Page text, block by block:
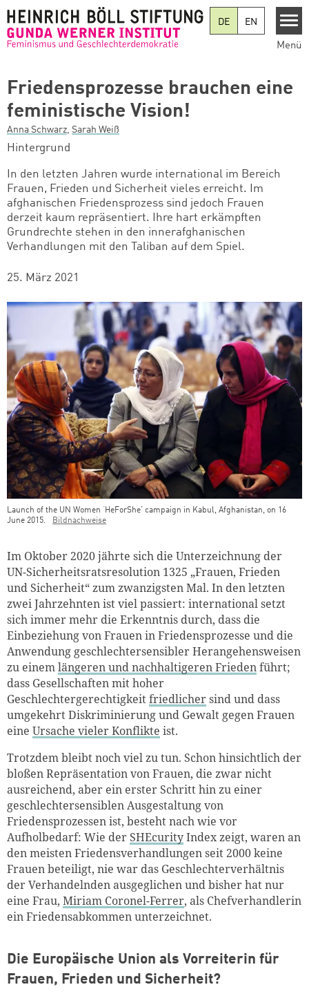
DE
EN
Menü
Friedensprozesse brauchen eine
feministische Vision!
Anna Schwarz, Sarah Weiß
Hintergrund
In den letzten Jahren wurde international im Bereich
Frauen, Frieden und Sicherheit vieles erreicht. Im
afghanischen Friedensprozess sind jedoch Frauen
derzeit kaum repräsentiert. Ihre hart erkämpften
Grundrechte stehen in den innerafghanischen
Verhandlungen mit den Taliban auf dem Spiel.
25. März 2021
Launch of the UN Women ‘HeForShe’ campaign in Kabul, Afghanistan, on 16
June 2015.
Bildnachweise
Im Oktober 2020 jährte sich die Unterzeichnung der
UN-Sicherheitsratsresolution 1325 „Frauen, Frieden
und Sicherheit“ zum zwanzigsten Mal. In den letzten
zwei Jahrzehnten ist viel passiert: international setzt
sich immer mehr die Erkenntnis durch, dass die
Einbeziehung von Frauen in Friedensprozesse und die
Anwendung geschlechtersensibler Herangehensweisen
zu einemlängeren und nachhaltigeren Friedenführt;
dass Gesellschaften mit hoher
Geschlechtergerechtigkeitfriedlichersind und dass
umgekehrt Diskriminierung und Gewalt gegen Frauen
eine Ursache vieler Konflikte ist.
Trotzdem bleibt noch viel zu tun. Schon hinsichtlich der
bloßen Repräsentation von Frauen, die zwar nicht
ausreichend, aber ein erster Schritt hin zu einer
geschlechtersensiblen Ausgestaltung von
Friedensprozessen ist, besteht nach wie vor
Aufholbedarf: Wie der SHEcurityIndex zeigt, waren an
den meisten Friedensverhandlungen seit 2000 keine
Frauen beteiligt, nie war das Geschlechterverhältnis
der Verhandelnden ausgeglichen und bisher hat nur
eine Frau, Miriam Coronel-Ferrer, als Chefverhandlerin
ein Friedensabkommen unterzeichnet.
Die Europäische Union als Vorreiterin für
Frauen, Frieden und Sicherheit?